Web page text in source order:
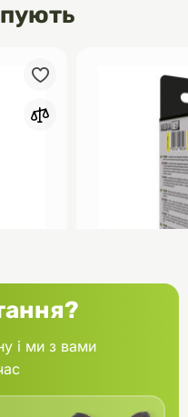
Aquael
і ми з вами